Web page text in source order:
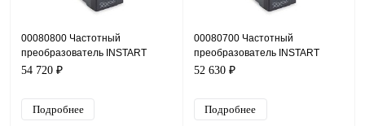
00080800 Частотный
преобразователь INSTART
INPRIME-G5.5-4BF, 380В, 5,5кВт,
54 720 ₽
Подробнее
00080700 Частотный
преобразователь INSTART
INPRIME-G4.0-4BF, 380В, 4кВт,
52 630 ₽
Подробнее